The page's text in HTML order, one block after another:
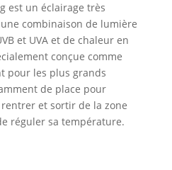
est un éclairage très
combinaison de lumière
et UVA et de chaleur en
conçue comme
pour les plus grands
de place pour
et sortir de la zone
réguler sa température.